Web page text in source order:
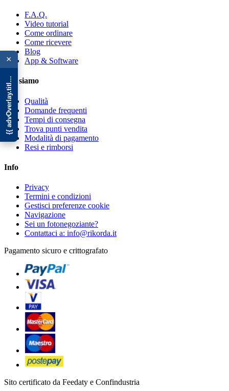
×
{{ advOverlay.title || 'Promo' }}
F.A.Q.
Video tutorial
Come ordinare
Come ricevere
Blog
App & Software
Chi siamo
Qualità
Domande frequenti
Tempi di consegna
Trova punti vendita
Modalità di pagamento
Resi e rimborsi
Info
Privacy
Termini e condizioni
Gestisci preferenze cookie
Navigazione
Sei un fotonegoziante?
Contattaci a: info@rikorda.it
Pagamento sicuro e crittografato
Sito certificato da Feedaty e Confindustria